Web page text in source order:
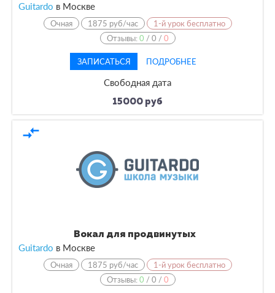
Guitardo в Москве
Очная 1875 руб/час
1-й урок бесплатно
Отзывы:0 /0 /0
ЗАПИСАТЬСЯ ПОДРОБНЕЕ
Свободная дата
15000 руб
compare_arrows
Вокал для продвинутых
Guitardo в Москве
Очная 1875 руб/час
1-й урок бесплатно
Отзывы:0 /0 /0